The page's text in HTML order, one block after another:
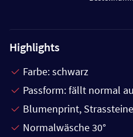
Highlights
Farbe: schwarz
Passform: fällt normal
Blumenprint,
Normalwäsche 30°